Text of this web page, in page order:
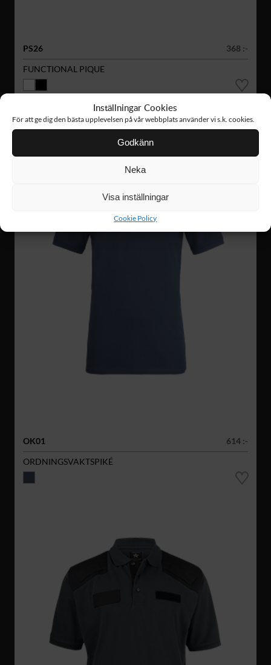
Inställningar Cookies
För att ge dig den bästa upplevelsen på vår webbplats använder vi s.k. cookies.
Godkänn
Neka
Visa inställningar
Cookie Policy
PS26
368 :-
FUNCTIONAL PIQUE
OK01
614 :-
ORDNINGSVAKTSPIKÉ